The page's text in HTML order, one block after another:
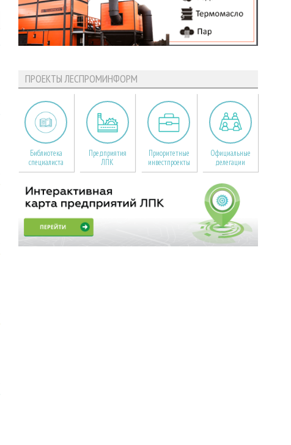
ПРОЕКТЫ ЛЕСПРОМИНФОРМ
Библиотека
специалиста
Предприятия
ЛПК
Приоритетные
инвестпроекты
Официальные
делегации